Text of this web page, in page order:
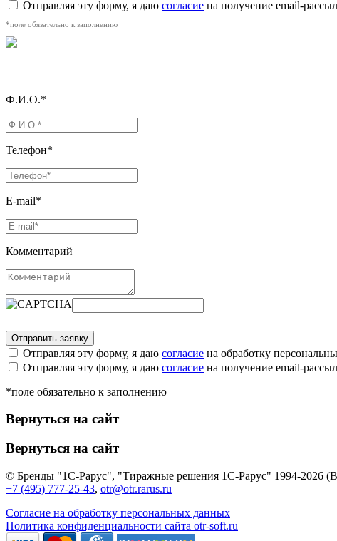
Отправляя эту форму, я даю согласие на получение email-
*поле обязательно к заполнению
Ф.И.О.*
Телефон*
E-mail*
Комментарий
Отправляя эту форму, я даю согласие на обработку
Отправляя эту форму, я даю согласие на получение email-
*поле обязательно к заполнению
Вернуться на сайт
Вернуться на сайт
© Бренды "1С-Рарус", "Тиражные решения 1С-Рарус" 1994-2026
+7 (495) 777-25-43, otr@otr.rarus.ru
Согласие на обработку персональных данных
Политика конфиденциальности сайта otr-soft.ru